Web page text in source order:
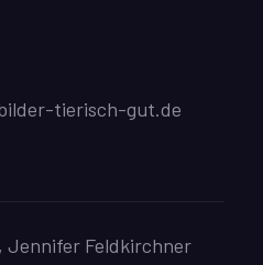
tierisch-gut.de
Feldkirchner